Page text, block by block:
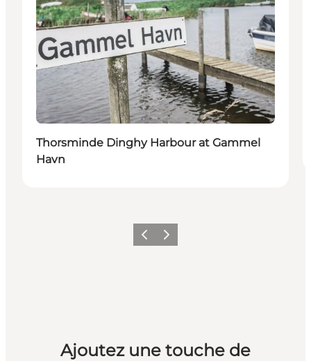
Thorsminde Dinghy Harbour at Gammel
Havn
PrécédentSuivant
Ajoutez une touche de